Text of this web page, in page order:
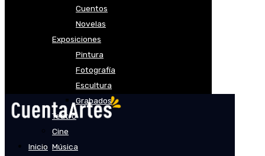
Cuentos
Novelas
Exposiciones
Pintura
Fotografía
Escultura
Grabados
Teatro
Cine
Música
Inicio